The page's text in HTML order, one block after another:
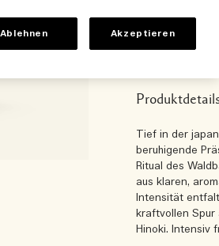
Receive
in a
Tief in der
beruhigende
Ritual des
aus klaren,
Intensität
kraftvollen Spur
Hinoki. Intensiv
Ablehnen Akzeptieren